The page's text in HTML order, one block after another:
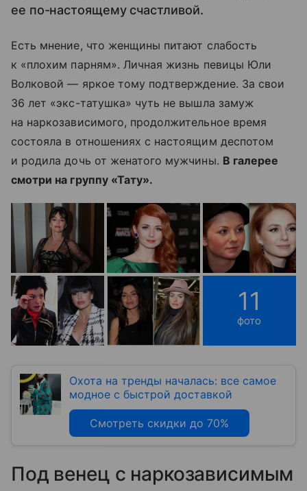
ее по-настоящему счастливой.
Есть мнение, что женщины питают слабость
к «плохим парням». Личная жизнь певицы Юли
Волковой — яркое тому подтверждение. За свои
36 лет «экс-татушка» чуть не вышла замуж
на наркозависимого, продолжительное время
состояла в отношениях с настоящим деспотом
и родила дочь от женатого мужчины. В галерее
смотри на группу «Тату».
11
фото
Охота на тренды началась: все самое
модное с быстрой доставкой
Смотреть скидки до 70%
Под венец с наркозависимым